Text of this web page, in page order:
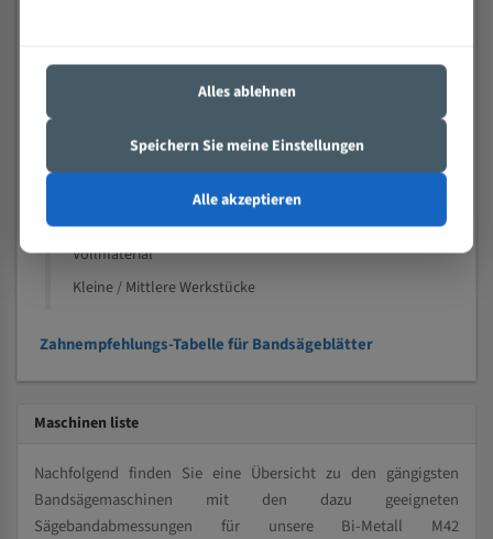
Nichteisenmetalle
Speziell entwickelt für Profile / Rohre
Kleine und mittlere Profile / Kleine Durchmesser
Vollmaterial
Kleine / Mittlere Werkstücke
Zahnempfehlungs-Tabelle für Bandsägeblätter
Maschinen liste
Nachfolgend finden Sie eine Übersicht zu den gängigsten
Bandsägemaschinen mit den dazu geeigneten
Sägebandabmessungen für unsere Bi-Metall M42
Alles ablehnen
Speichern Sie meine Einstellungen
Alle akzeptieren